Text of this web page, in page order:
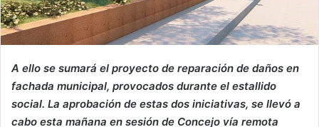
A ello se sumará el proyecto de reparación de daños en
fachada municipal, provocados durante el estallido
social. La aprobación de estas dos iniciativas, se llevó a
cabo esta mañana en sesión de Concejo vía remota